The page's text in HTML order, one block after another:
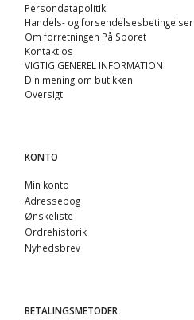
Persondatapolitik
Handels- og forsendelsesbetingelser
Om forretningen På Sporet
Kontakt os
VIGTIG GENEREL INFORMATION
Din mening om butikken
Oversigt
KONTO
Min konto
Adressebog
Ønskeliste
Ordrehistorik
Nyhedsbrev
BETALINGSMETODER